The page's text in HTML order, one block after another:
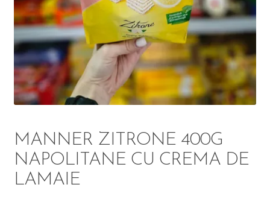
DETERGENT
SOLUȚII CURĂȚENIE
ÎNGRIJIRE
PERSONALĂ
MANNER ZITRONE 400G
NAPOLITANE CU CREMA DE
LAMAIE